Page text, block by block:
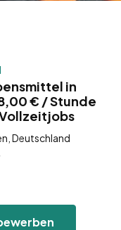
in
€ / Stunde
Deutschland